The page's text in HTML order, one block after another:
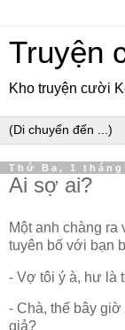
Truyện
Kho truyện cười
Thứ Ba, 1 tháng
Ai sợ ai?
Một anh chàng
tuyên bố với bạn
- Vợ tôi ý à, hư là
- Chà, thế bây
giả?